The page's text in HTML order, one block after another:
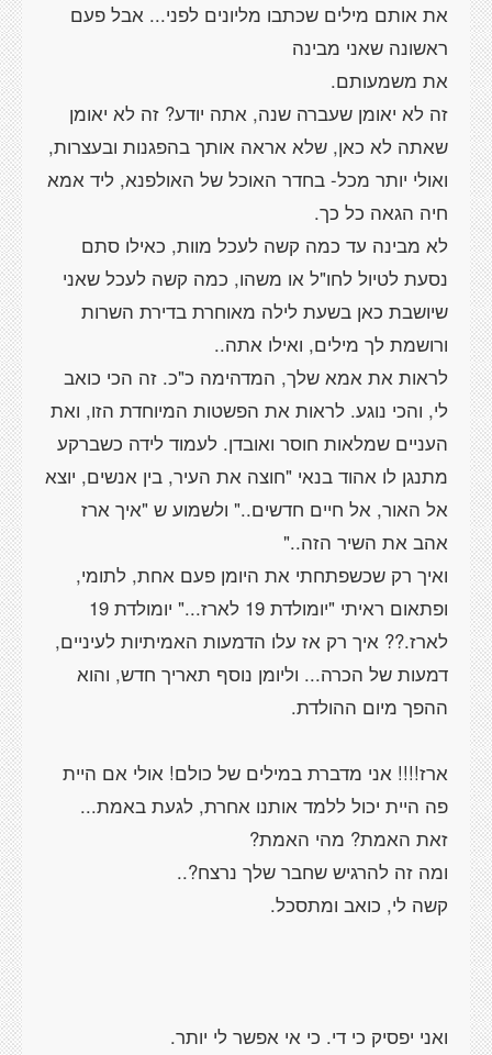
את אותם מילים שכתבו מליונים לפני... אבל פעם
זה לא יאומן שעברה שנה, אתה יודע? זה לא יאומן
שאתה לא כאן, שלא אראה אותך בהפגנות ובעצרות,
ואולי יותר מכל- בחדר האוכל של האולפנא, ליד אמא
לא מבינה עד כמה קשה לעכל מוות, כאילו סתם
נסעת לטיול לחו"ל או משהו, כמה קשה לעכל שאני
שיושבת כאן בשעת לילה מאוחרת בדירת השרות
לראות את אמא שלך, המדהימה כ"כ. זה הכי כואב
לי, והכי נוגע. לראות את הפשטות המיוחדת הזו, ואת
העניים שמלאות חוסר ואובדן. לעמוד לידה כשברקע
מתנגן לו אהוד בנאי "חוצה את העיר, בין אנשים, יוצא
אל האור, אל חיים חדשים.." ולשמוע ש "איך ארז
ואיך רק שכשפתחתי את היומן פעם אחת, לתומי,
ופתאום ראיתי "יומולדת 19 לארז..." יומולדת 19
לארז.?? איך רק אז עלו הדמעות האמיתיות לעיניים,
דמעות של הכרה... וליומן נוסף תאריך חדש, והוא
ארז!!!! אני מדברת במילים של כולם! אולי אם היית